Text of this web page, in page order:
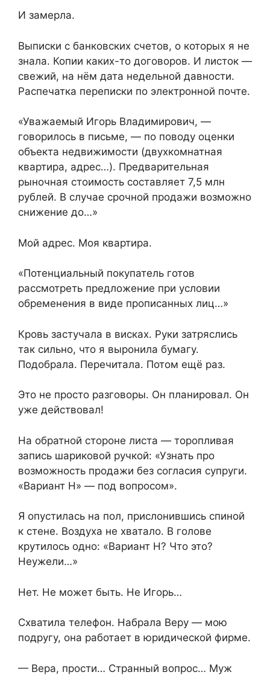
И замерла.
Выписки с банковских счетов, о которых я не
знала. Копии каких-то договоров. И листок —
свежий, на нём дата недельной давности.
Распечатка переписки по электронной почте.
«Уважаемый Игорь Владимирович, —
говорилось в письме, — по поводу оценки
объекта недвижимости (двухкомнатная
квартира, адрес…). Предварительная
рыночная стоимость составляет 7,5 млн
рублей. В случае срочной продажи возможно
снижение до…»
Мой адрес. Моя квартира.
«Потенциальный покупатель готов
рассмотреть предложение при условии
обременения в виде прописанных лиц…»
Кровь застучала в висках. Руки затряслись
так сильно, что я выронила бумагу.
Подобрала. Перечитала. Потом ещё раз.
Это не просто разговоры. Он планировал. Он
уже действовал!
На обратной стороне листа — торопливая
запись шариковой ручкой: «Узнать про
возможность продажи без согласия супруги.
«Вариант Н» — под вопросом».
Я опустилась на пол, прислонившись спиной
к стене. Воздуха не хватало. В голове
крутилось одно: «Вариант Н? Что это?
Неужели…»
Нет. Не может быть. Не Игорь…
Схватила телефон. Набрала Веру — мою
подругу, она работает в юридической фирме.
— Вера, прости… Странный вопрос… Муж